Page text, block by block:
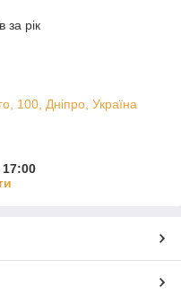
за рік
100, Дніпро, Україна